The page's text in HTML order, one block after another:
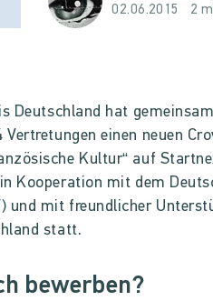
02.06.2015
2
Deutschland hat
einen neuen
Kultur“ auf
Kooperation mit dem
und mit freundlicher
statt.
bewerben?